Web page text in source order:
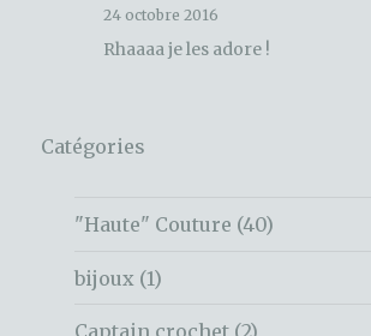
24 octobre 2016
Rhaaaa je les adore !
Catégories
"Haute" Couture (40)
bijoux (1)